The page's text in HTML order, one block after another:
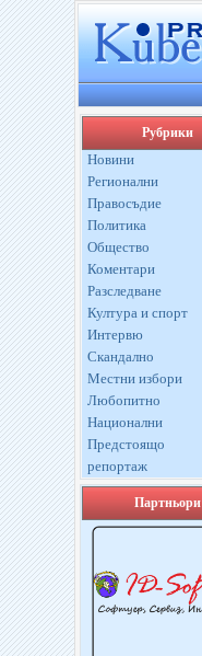
Рубрики
Новини
Регионални
Правосъдие
Политика
Общество
Коментари
Разследване
Култура и спорт
Интервю
Скандално
Местни избори
Любопитно
Национални
Предстоящо
репортаж
Партньори